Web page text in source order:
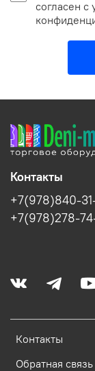
согласен
Контакты
Обратная связь
Контакты
+7(978)840-
+7(978)278-